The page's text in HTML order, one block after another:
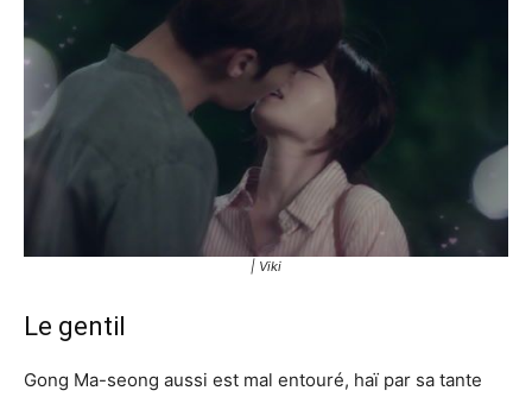
| Viki
Le gentil
Gong Ma-seong aussi est mal entouré, haï par sa tante